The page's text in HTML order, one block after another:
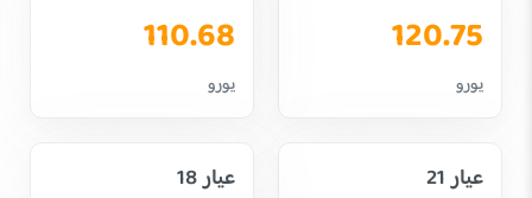
120.75
يورو
110.68
يورو
عيار 21 عيار 18